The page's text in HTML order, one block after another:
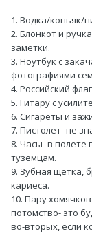
1. Водка/коньяк/
2. Блонкот и
заметки.
3. Ноутбук с
фотографиями
4. Российский
5. Гитару с
6. Сигареты и
7. Пистолет- не
8. Часы- в полете
туземцам.
9. Зубная щетка,
кариеса.
10. Пару
потомство- это
во-вторых, если